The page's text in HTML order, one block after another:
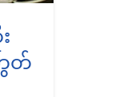
တ်